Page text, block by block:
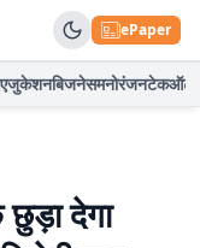
ePaper
एजुकेशनबिजनेसमनोरंजनटेकऑटो
देगा